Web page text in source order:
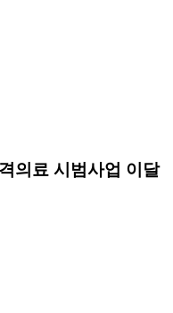
의료 시범사업 이달